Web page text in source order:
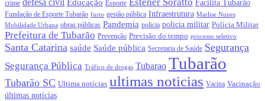
crime defesa civil Educação Esporte Estêner Soratto Facilita Tubarão
Fundação de Esporte Tubarão furto gestão pública Infraestrutura Marlise Nunes
Mobilidade Urbana obras públicas Pandemia policia policia militar Polícia Militar
Prefeitura de Tubarão Prevenção Previsão do tempo processo seletivo
Santa Catarina saúde Saúde pública Secretaria de Saúde Segurança
Segurança Pública Tráfico de drogas Tubarao Tubarão
Tubarão SC Ultima notícias ultimas noticias Vacina Vacinação
últimas notícias